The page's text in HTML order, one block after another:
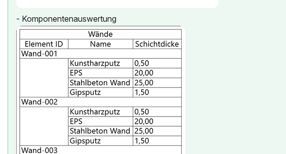
- Komponentenauswertung